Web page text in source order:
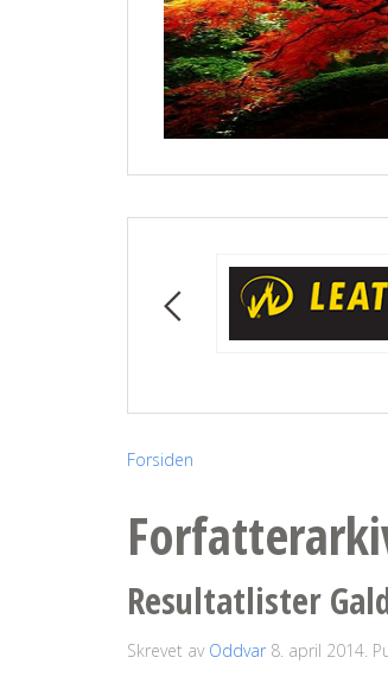
Forsiden
Resultatlister
Skrevet av Oddvar 8. april 2014.